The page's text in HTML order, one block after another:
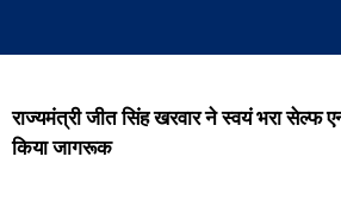
राज्यमंत्री जीत सिंह खरवार ने स्वयं भरा सेल्फ
किया जागरूक